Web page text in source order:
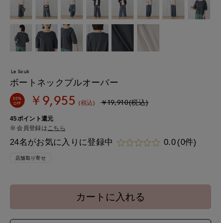
Le Souk
ボートネックプルオーバー
50%
OFF
￥9,955 (税込) ￥19,910(税込)
45ポイント還元
会員登録は こちら
24名がお気に入りに登録中 0.0 (0件)
店舗取り寄せ
カートに入れる